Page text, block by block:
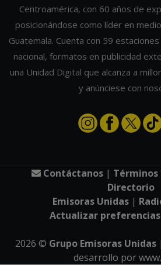
Centroamérica, con 60 años de
posicionándose como líder en
Guatemala. Cuenta con 59
nacional, formatos en publicidad
una Unidad Digital que alcanza a
y anúnciese con
Contáctanos| Términos
Directorio
Emisoras Unidas |
Actualizar
2026 © Grupo Emisoras Unidas|
desarrollo por